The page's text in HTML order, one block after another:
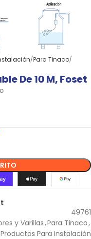
Para Tinaco
De 10 M, Foset
49761
y Varillas,Para Tinaco,
Productos Para Instalación